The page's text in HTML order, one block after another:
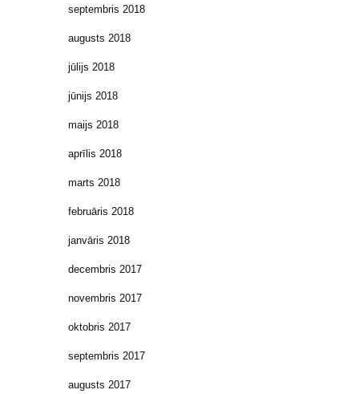
septembris 2018
augusts 2018
jūlijs 2018
jūnijs 2018
maijs 2018
aprīlis 2018
marts 2018
februāris 2018
janvāris 2018
decembris 2017
novembris 2017
oktobris 2017
septembris 2017
augusts 2017